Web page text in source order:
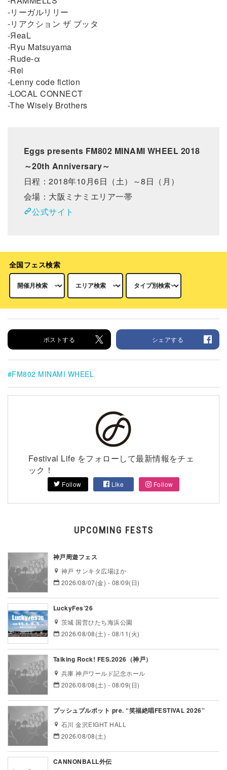
-リーガルリリー
-リアクション ザ ブッタ
-ЯeaL
-Ryu Matsuyama
-Rude-α
-Rei
-Lenny code fiction
-LOCAL CONNECT
-The Wisely Brothers
Eggs presents FM802 MINAMI WHEEL 2018
～20th Anniversary～
日程：2018年10月6日（土）～8日（月）
会場：大阪ミナミエリア一帯
公式サイト
全国フェス検索
ポストする シェアする
FM802 MINAMI WHEEL
Festival Life をフォローして最新情報をチェ
ック！
Follow Like Follow
UPCOMING FESTS
神戸周遊フェス
神戸 サンキタ広場ほか
2026/08/07(金) - 08/09(日)
LuckyFes’26
茨城 国営ひたち海浜公園
2026/08/08(土) - 08/11(火)
Talking Rock! FES.2026（神戸）
兵庫 神戸ワールド記念ホール
2026/08/08(土) - 08/09(日)
プッシュプルポット pre. “笑福絶唱FESTIVAL 2026”
石川 金沢EIGHT HALL
2026/08/08(土)
CANNONBALL外伝